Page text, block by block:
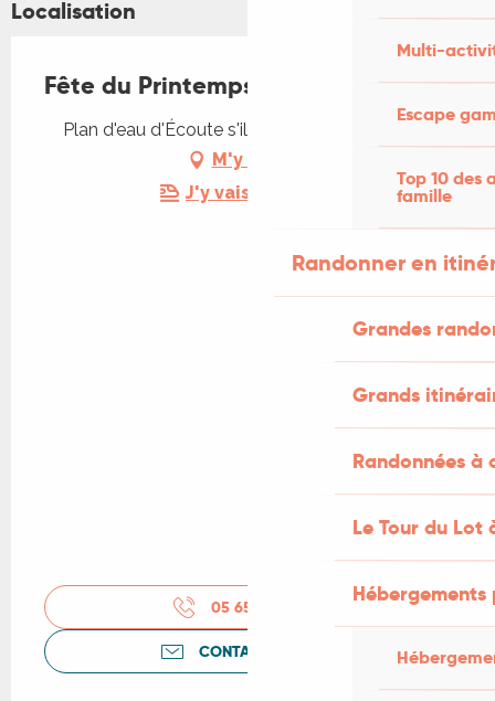
Multi-
Escape
Top 10 des
famille
Randonner en
Grandes
Grands
Randonnées
Le Tour du Lot
Localisation
Fête du Printemps
Plan d'eau d'Écoute s'il Pleut, 46300 Gourdon
M'y rendre
J'y vais en train !
05 65 41 35
CONTACTEZ-NOUS